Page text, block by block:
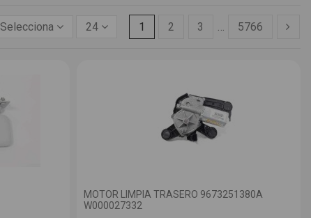
Selecciona 24 1 2 3 5766
MOTOR LIMPIA TRASERO 9673251380A
W000027332